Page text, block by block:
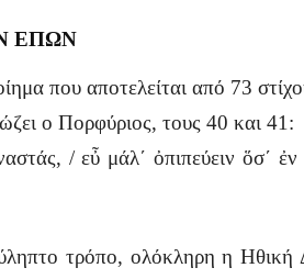
ΕΠΩΝ
που αποτελείται από 73
ο Πορφύριος, τους 40 και 41:
/ εὖ μάλ΄ ὀπιπεύειν ὅσ΄ ἐν
τρόπο, ολόκληρη η Ηθική